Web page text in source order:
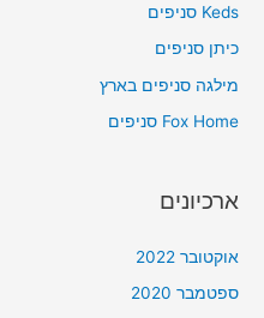
r
:
Keds סניפים
כיתן סניפים
מילגה סניפים בארץ
Fox Home סניפים
ארכיונים
אוקטובר 2022
ספטמבר 2020